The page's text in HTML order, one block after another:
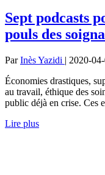
Sept podcasts
pouls des
ParInès Yazidi | 2020-
Économies drastiques,
au travail, éthique des
public déjà en crise. Ces
Lire plus